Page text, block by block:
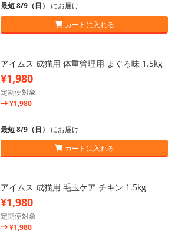
最短 8/9（日） にお届け
カートに入れる
アイムス 成猫用 体重管理用 まぐろ味 1.5kg
¥1,980
定期便対象
¥1,980
最短 8/9（日） にお届け
カートに入れる
アイムス 成猫用 毛玉ケア チキン 1.5kg
¥1,980
定期便対象
¥1,980